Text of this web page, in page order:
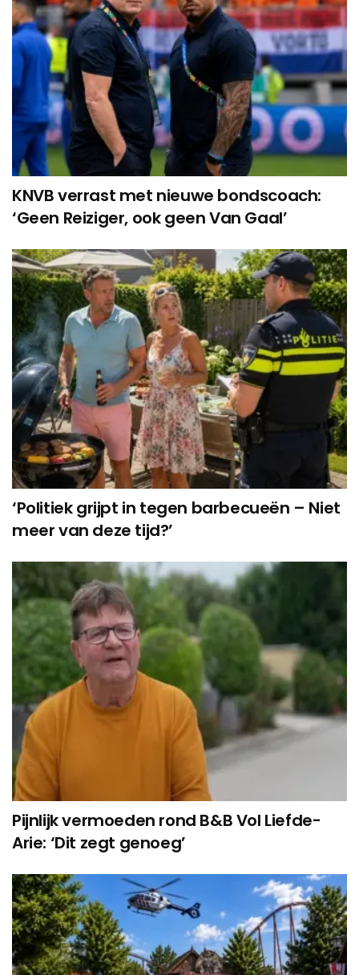
KNVB verrast met nieuwe bondscoach:
‘Geen Reiziger, ook geen Van Gaal’
‘Politiek grijpt in tegen barbecueën – Niet
meer van deze tijd?’
Pijnlijk vermoeden rond B&B Vol Liefde-
Arie: ‘Dit zegt genoeg’